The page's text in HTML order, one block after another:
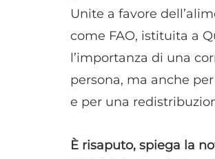
Unite a favore
come FAO, istituita a
l’importanza di una
persona, ma anche
e per una
È risaputo, spiega la